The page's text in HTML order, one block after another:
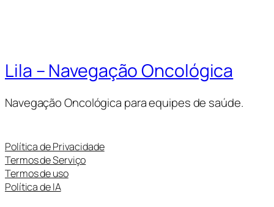
Lila – Navegação Oncológica
Navegação Oncológica para equipes de saúde.
Política de Privacidade
Termos de Serviço
Termos de uso
Política de IA